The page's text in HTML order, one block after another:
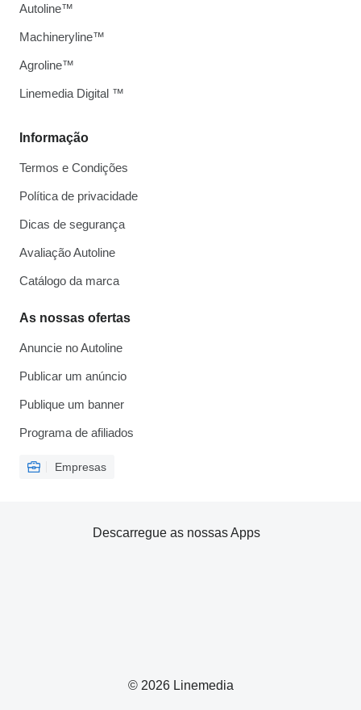
Informação
Termos e Condições
Política de privacidade
Dicas de segurança
Avaliação Autoline
Catálogo da marca
As nossas ofertas
Anuncie no Autoline
Publicar um anúncio
Publique um banner
Programa de afiliados
Empresas
Autoline™
Machineryline™
Agroline™
Linemedia Digital ™
© 2026 Linemedia
Descarregue as nossas Apps